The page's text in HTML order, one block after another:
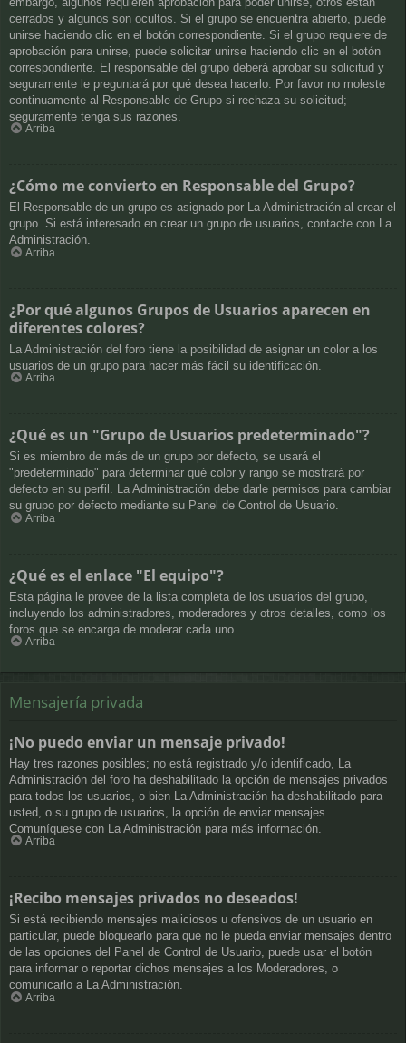
cerrados y algunos son ocultos. Si el grupo se encuentra abierto, puede
unirse haciendo clic en el botón correspondiente. Si el grupo requiere de
aprobación para unirse, puede solicitar unirse haciendo clic en el botón
correspondiente. El responsable del grupo deberá aprobar su solicitud y
seguramente le preguntará por qué desea hacerlo. Por favor no moleste
continuamente al Responsable de Grupo si rechaza su solicitud;
seguramente tenga sus razones.
Arriba
¿Cómo me convierto en Responsable del Grupo?
El Responsable de un grupo es asignado por La Administración al crear el
grupo. Si está interesado en crear un grupo de usuarios, contacte con La
Administración.
Arriba
¿Por qué algunos Grupos de Usuarios aparecen en
diferentes colores?
La Administración del foro tiene la posibilidad de asignar un color a los
usuarios de un grupo para hacer más fácil su identificación.
Arriba
¿Qué es un "Grupo de Usuarios predeterminado"?
Si es miembro de más de un grupo por defecto, se usará el
"predeterminado" para determinar qué color y rango se mostrará por
defecto en su perfil. La Administración debe darle permisos para cambiar
su grupo por defecto mediante su Panel de Control de Usuario.
Arriba
¿Qué es el enlace "El equipo"?
Esta página le provee de la lista completa de los usuarios del grupo,
incluyendo los administradores, moderadores y otros detalles, como los
foros que se encarga de moderar cada uno.
Arriba
Mensajería privada
¡No puedo enviar un mensaje privado!
Hay tres razones posibles; no está registrado y/o identificado, La
Administración del foro ha deshabilitado la opción de mensajes privados
para todos los usuarios, o bien La Administración ha deshabilitado para
usted, o su grupo de usuarios, la opción de enviar mensajes.
Comuníquese con La Administración para más información.
Arriba
¡Recibo mensajes privados no deseados!
Si está recibiendo mensajes maliciosos u ofensivos de un usuario en
particular, puede bloquearlo para que no le pueda enviar mensajes dentro
de las opciones del Panel de Control de Usuario, puede usar el botón
para informar o reportar dichos mensajes a los Moderadores, o
comunicarlo a La Administración.
Arriba